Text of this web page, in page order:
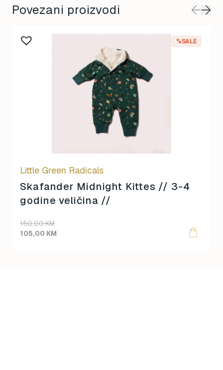
Povezani proizvodi
%SALE
Little Green Radicals
Skafander Midnight Kittes // 3-4
godine veličina //
150,00KM
Original
price
105,00 KM
Current
price